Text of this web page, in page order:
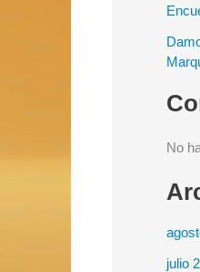
No
julio